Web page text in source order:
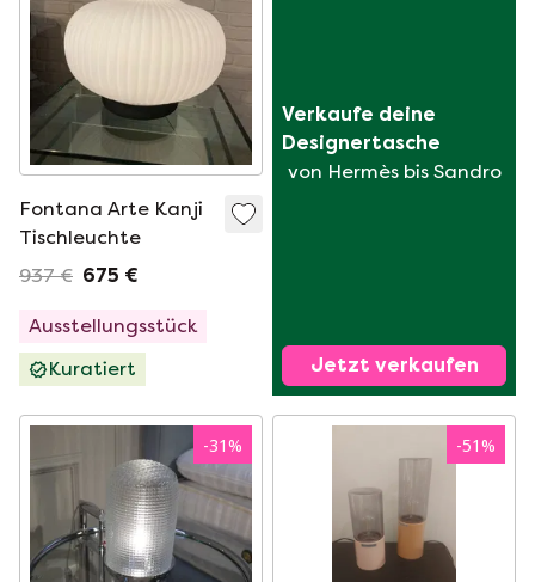
Fontana Arte Kanji
Tischleuchte
937 € 675 €
Ausstellungsstück
Kuratiert
Verkaufe deine
Designertasche
von Hermès bis Sandro
Jetzt verkaufen
-31% -51%